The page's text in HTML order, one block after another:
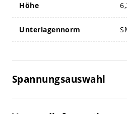
Höhe
Unterlagennorm
Spannungsauswahl